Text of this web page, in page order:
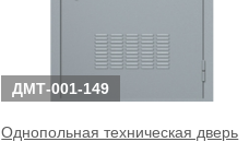
ДМТ-001-149
Однопольная техническая дверь